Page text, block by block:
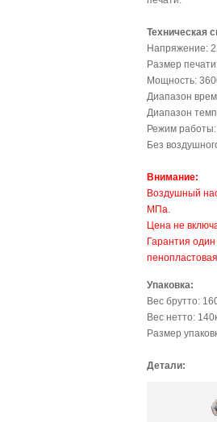
Техническая
Напряжение:
Размер
Мощность:
Диапазон
Диапазон
Режим
Без
Внимание:
Воздушный
МПа.
Цена не
Гарантия
Упаковка:
Вес брутто:
Вес нетто:
Размер
Детали: